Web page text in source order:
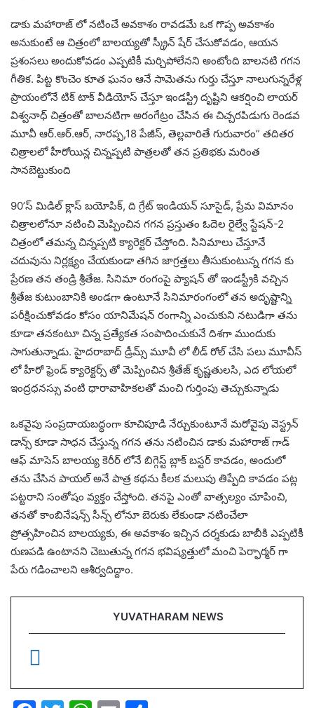
డాకు మహారాజ్ లో నటించే అవకాశం రావడమే ఒక గొప్ప అవకాశం
అనుకుంటే ఆ చిత్రంలో బాలయ్యతో స్క్రీన్ షేర్ చేసుకోవడం, ఆయన
ప్రశంసలు అందుకోవడం ఎప్పటికీ మర్చిపోలేనని అంటోంది బాలనటి గగన
గీతిక. పిట్ట కొంచెం కూత ఘనం ఆనే సామెతను గుర్తు చేస్తూ నాలుగున్నరేళ్ల
ప్రాయంలోనే టిక్ టాక్ వీడియోస్ చేస్తూ ఇండస్ట్రీ దృష్టిని ఆకర్షించి లాయర్
విశ్వనాధ్ చిత్రంతో బాలనటిగా అరంగేట్రం చేసిన ఈ చిచ్చరపిడుగు రెండవ
మూవీ ఆర్.ఆర్.ఆర్, నారప్ప,18 పేజీస్, తెల్లవారితే గురువారం” తదితర
చిత్రాలలో హీరోయిన్ల చిన్నప్పటి పాత్రలతో తన ప్రతిభకు మరింత
సానబెట్టుకుంది
90’స్ మిడిల్ క్లాస్ బయోపిక్, ది గ్రేట్ ఇండియన్ సూసైడ్, ప్రేమ విమానం
చిత్రాలలోనూ నటించి మెప్పించిన గగన ప్రస్తుతం ఓదెల రైల్వే స్టేషన్-2
చిత్రంలో తమన్న చిన్నప్పటి క్యారెక్టర్ చేస్తోంది. సినిమాలు చేస్తూనే
చదువును నిర్లక్ష్యం చేయకుండా తగిన జాగ్రత్తలు తీసుకుంటున్న గగన కు
ప్రేరణ తన తండ్రి శ్రీతేజ. సినిమా రంగంపై ప్యాషన్ తో ఇండస్ట్రీకి వచ్చిన
శ్రీతేజ కుటుంబానికి అండగా ఉంటూనే సినిమారంగంలో తన అదృష్టాన్ని
పరీక్షించుకోవడం కోసం యానిమేషన్ రంగాన్ని ఎంచుకుని నటుడిగా తను
కూడా తనకంటూ చిన్న ప్రత్యేకత సంపాదించుకునే దిశగా ముందుకు
సాగుతున్నాడు. హైదరాబాద్ డ్రీమ్స్ మూవీ లో లీడ్ రోల్ చేసి పలు మూవీస్
లో హీరో ఫ్రెండ్ క్యారెక్టర్స్ తో మెప్పించిన శ్రీతేజ్ కృష్ణతులసి, ఎద లోయలో
ఇంద్రధనస్సు వంటి ధారావాహికలతో మంచి గుర్తింపు తెచ్చుకున్నాడు
ఒకవైపు సంప్రదాయబద్ధంగా కూచిపూడి నేర్చుకుంటూనే మరోవైపు వెస్ట్రన్
డాన్స్ కూడా సాధన చేస్తున్న గగన తను నటించిన డాకు మహారాజ్ గాడ్
ఆఫ్ మాసెస్ బాలయ్య కెరీర్ లోనే బిగ్గెస్ట్ బ్లాక్ బస్టర్ కావడం, అందులో
తను చేసిన పాయల్ అనే పాత్ర కథను కీలక మలుపు తిప్పేది కావడం పట్ల
పట్టరాని సంతోషం వ్యక్తం చేస్తోంది. తనపై ఎంతో వాత్సల్యం చూపించి,
తనతో కాంబినేషన్స్ సీన్స్ లోనూ బెరుకు లేకుండా నటించేలా
ప్రోత్సహించిన బాలయ్యకు, ఈ అవకాశం ఇచ్చిన దర్శకుడు బాబీకి ఎప్పటికీ
రుణపడి ఉంటానని చెబుతున్న గగన భవిష్యత్తులో మంచి పెర్ఫార్మర్ గా
పేరు గడించాలని ఆశీర్వదిద్దాం.
YUVATHARAM NEWS